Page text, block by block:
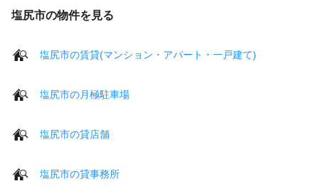
塩尻市の物件を見る
塩尻市の賃貸(マンション・アパート・一戸建て)
塩尻市の月極駐車場
塩尻市の貸店舗
塩尻市の貸事務所